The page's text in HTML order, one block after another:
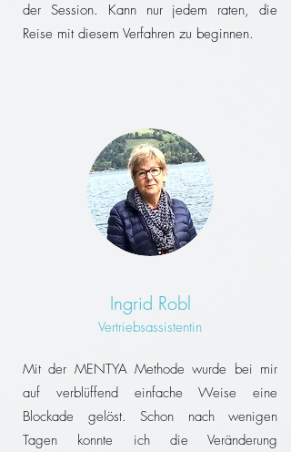
der Session. Kann nur jedem raten, die
Reise mit diesem Verfahren zu beginnen.
Ingrid Robl
Vertriebsassistentin
Mit der MENTYA Methode wurde bei mir
auf verblüffend einfache Weise eine
Blockade gelöst. Schon nach wenigen
Tagen konnte ich die Veränderung